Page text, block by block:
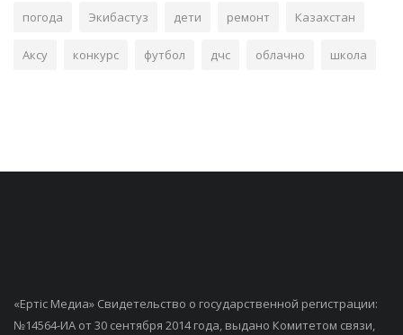
погода Экибастуз дети ремонт Казахстан
Аксу конкурс футбол дчс облачно школа
«Ертiс Медиа» Свидетельство о государственной регистрации:
№14564-ИА от 30 сентября 2014 года, выдано Комитетом связи,